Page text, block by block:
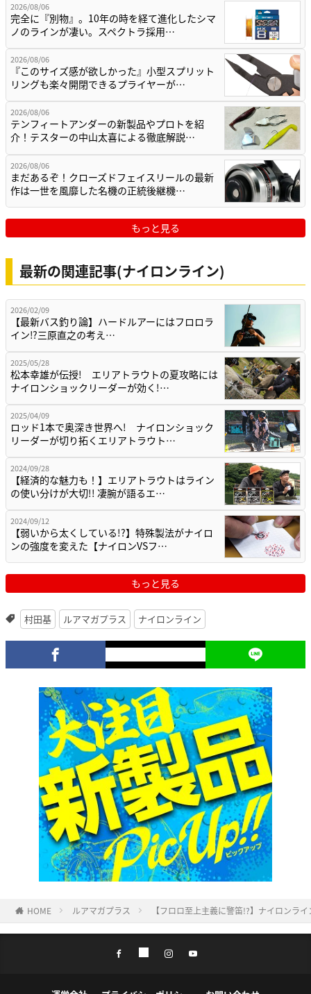
2026/08/06
完全に『別物』。10年の時を経て進化したシマ
ノのラインが凄い。スペクトラ採用…
2026/08/06
『このサイズ感が欲しかった』小型スプリット
リングも楽々開閉できるプライヤーが…
2026/08/06
テンフィートアンダーの新製品やプロトを紹
介！テスターの中山太喜による徹底解説…
2026/08/06
まだあるぞ！クローズドフェイスリールの最新
作は一世を風靡した名機の正統後継機…
もっと見る
最新の関連記事(ナイロンライン)
2026/02/09
【最新バス釣り論】ハードルアーにはフロロラ
イン⁉三原直之の考え…
2025/05/28
松本幸雄が伝授! エリアトラウトの夏攻略には
ナイロンショックリーダーが効く!…
2025/04/09
ロッド1本で奥深き世界へ! ナイロンショック
リーダーが切り拓くエリアトラウト…
2024/09/28
【経済的な魅力も！】エリアトラウトはライン
の使い分けが大切!! 凄腕が語るエ…
2024/09/12
【弱いから太くしている!?】特殊製法がナイロ
ンの強度を変えた【ナイロンVSフ…
もっと見る
村田基 ルアマガプラス ナイロンライン
HOME ルアマガプラス 【フロロ至上主義に警笛!?】ナイロンラ